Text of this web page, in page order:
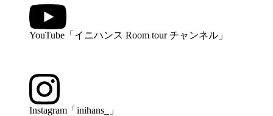
YouTube「イニハンス Room tour チャンネル」
Instagram「inihans_」